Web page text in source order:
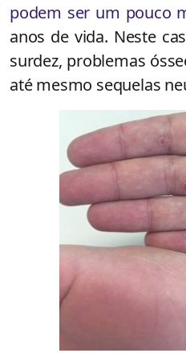
podem ser um pouco
anos de vida. Neste
surdez, problemas
até mesmo sequelas